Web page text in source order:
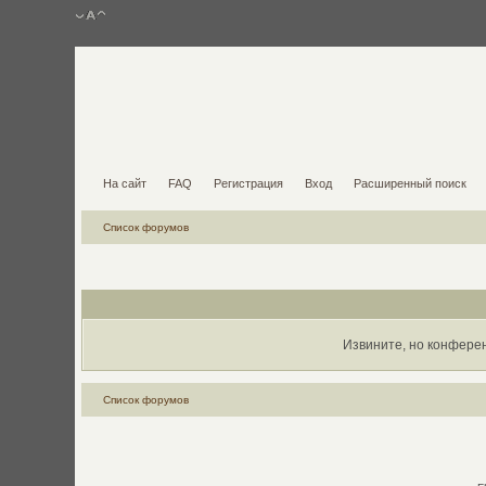
На сайт FAQ Регистрация Вход Расширенный поиск
Список форумов
Извините, но
Список форумов